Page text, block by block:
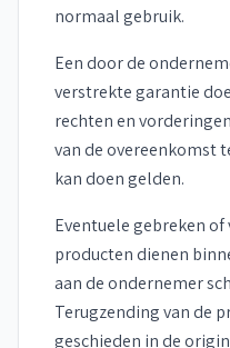
normaal gebruik.
Een door de
verstrekte garantie
rechten en
van de overeenkomst
kan doen gelden.
Eventuele gebreken
producten dienen
aan de ondernemer
Terugzending van de
geschieden in de